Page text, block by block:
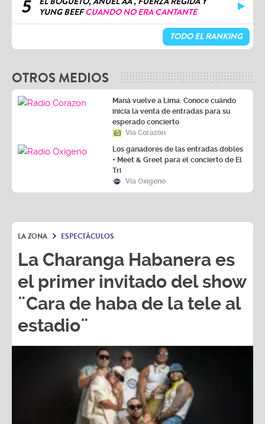
5
YUNG BEEFCUANDO NO ERA CANTANTE
TODO EL RANKING
OTROS MEDIOS
Maná vuelve a Lima: Conoce cuándo
inicia la venta de entradas para su
esperado concierto
Vía Corazón
Los ganadores de las entradas dobles
+ Meet & Greet para el concierto de El
Tri
Vía Oxígeno
LA ZONA ESPECTÁCULOS
La Charanga Habanera es
el primer invitado del show
¨Cara de haba de la tele al
estadio¨